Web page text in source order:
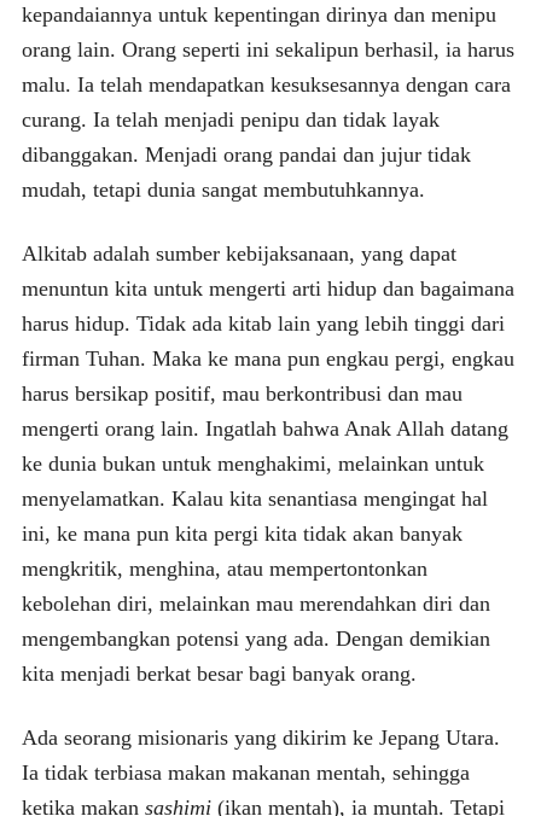
kepandaiannya untuk kepentingan dirinya dan menipu
orang lain. Orang seperti ini sekalipun berhasil, ia harus
malu. Ia telah mendapatkan kesuksesannya dengan cara
curang. Ia telah menjadi penipu dan tidak layak
dibanggakan. Menjadi orang pandai dan jujur tidak
mudah, tetapi dunia sangat membutuhkannya.
Alkitab adalah sumber kebijaksanaan, yang dapat
menuntun kita untuk mengerti arti hidup dan bagaimana
harus hidup. Tidak ada kitab lain yang lebih tinggi dari
firman Tuhan. Maka ke mana pun engkau pergi, engkau
harus bersikap positif, mau berkontribusi dan mau
mengerti orang lain. Ingatlah bahwa Anak Allah datang
ke dunia bukan untuk menghakimi, melainkan untuk
menyelamatkan. Kalau kita senantiasa mengingat hal
ini, ke mana pun kita pergi kita tidak akan banyak
mengkritik, menghina, atau mempertontonkan
kebolehan diri, melainkan mau merendahkan diri dan
mengembangkan potensi yang ada. Dengan demikian
kita menjadi berkat besar bagi banyak orang.
Ada seorang misionaris yang dikirim ke Jepang Utara.
Ia tidak terbiasa makan makanan mentah, sehingga
ketika makan sashimi(ikan mentah), ia muntah. Tetapi